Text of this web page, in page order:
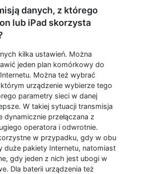
danych, z którego
lub iPad skorzysta
kilka ustawień. Można
jeden plan komórkowy do
Można też wybrać
urządzenie wybierze tego
parametry sieci w danej
W takiej sytuacji transmisja
dynamicznie przełączana z
operatora i odwrotnie.
w przypadku, gdy w obu
duże pakiety Internetu, natomiast
gdy jeden z nich jest ubogi w
Dla baterii urządzenia też